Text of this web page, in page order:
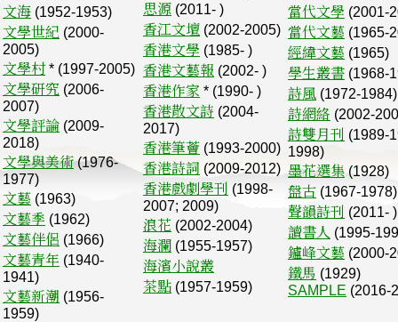
文海 (1952-1953)
文學世紀 (2000-
2005)
文學村* (1997-2005)
文學研究 (2006-
2007)
文學評論 (2009-
2018)
文學與美術 (1976-
1977)
文藝 (1963)
文藝季 (1962)
文藝伴侶 (1966)
文藝青年 (1940-
1941)
文藝新潮 (1956-
1959)
思源 (2011- )
香江文壇 (2002-2005)
香港文學 (1985- )
香港文藝報 (2002- )
香港作家 * (1990- )
香港散文詩 (2004-
2017)
香港筆薈 (1993-2000)
香港詩詞 (2009-2012)
香港戲劇學刊 (1998-
2007; 2009)
浪花 (2002-2004)
海瀾 (1955-1957)
海濱小說叢
茶點 (1957-1959)
當代文學 (2001-
當代文藝 (1965-
經緯文藝 (1965)
學生叢書 (1968-
詩風 (1972-1984)
詩網絡 (2002-
詩雙月刊 (1989-
1998)
墨花選集 (1928)
盤古 (1967-1978)
聲韻詩刊 (2011- )
讀書人 (1995-
鑪峰文藝 (2000-
鐵馬 (1929)
SAMPLE (2016-